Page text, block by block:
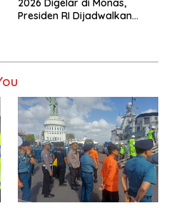
2026 Digelar di Monas,
Presiden RI Dijadwalkan